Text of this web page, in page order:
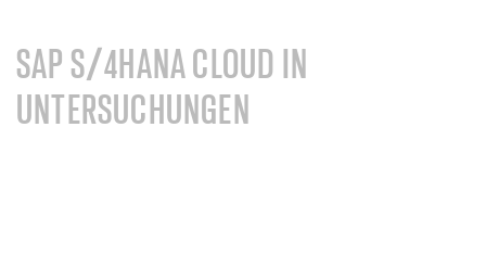
SAP S/4HANA CLOUD IN
UNTERSUCHUNGEN